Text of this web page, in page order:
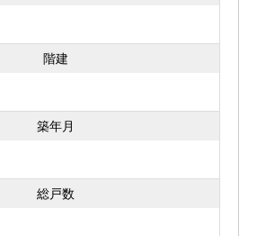
階建
築年月
総戸数